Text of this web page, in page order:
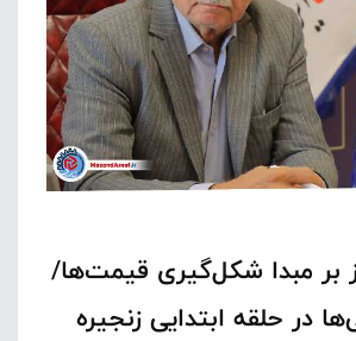
بر مبدا شکل‌گیری قیمت‌ها/
در حلقه ابتدایی زنجیره